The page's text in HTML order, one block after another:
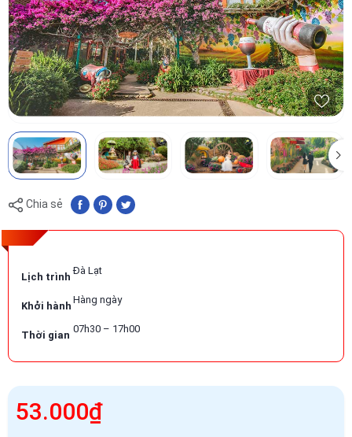
Chia sẻ
Lịch trình
Đà Lạt
Khởi hành
Hàng ngày
Thời gian
07h30 – 17h00
53.000₫